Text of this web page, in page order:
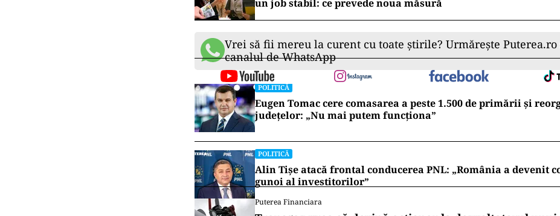
zece ani. Este un calcul economic. Şi ultimii zece ani au însemnat
economică, dar din păcate a fost o creştere bazată pe consum.
consumul au crescut mult mai repede decât producţia internă.
cele două a fost acoperit de importuri. Noi trebuie să avem grijă ca
internă să crească suficient de mult, să avem capacitate de export, să
şi balanţa comercială“, a adăugat vicepremierul.
ECONOMIE
încasată de un magistrat
ACTUALITATE
Bani în plus de la stat pentru românii de până la 30 de ani care
un job stabil: ce prevede noua măsură